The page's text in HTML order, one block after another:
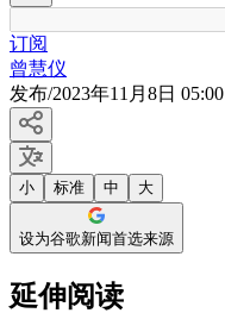
订阅
曾慧仪
发布/2023年11月8日 05:00
小 标准 中 大
设为谷歌新闻首选来源
延伸阅读